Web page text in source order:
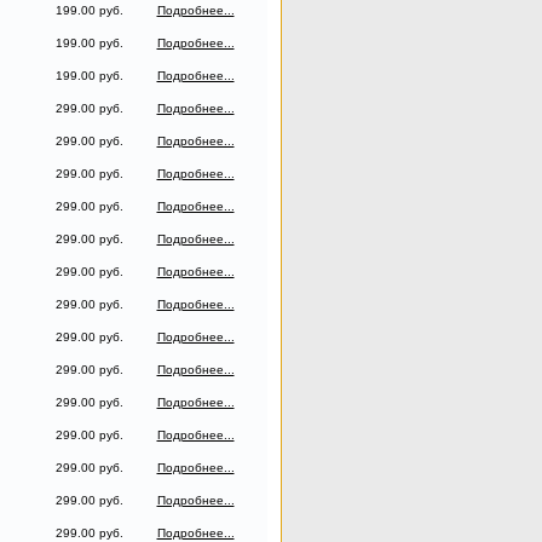
199.00 руб.
Подробнее...
199.00 руб.
Подробнее...
199.00 руб.
Подробнее...
299.00 руб.
Подробнее...
299.00 руб.
Подробнее...
299.00 руб.
Подробнее...
299.00 руб.
Подробнее...
299.00 руб.
Подробнее...
299.00 руб.
Подробнее...
299.00 руб.
Подробнее...
299.00 руб.
Подробнее...
299.00 руб.
Подробнее...
299.00 руб.
Подробнее...
299.00 руб.
Подробнее...
299.00 руб.
Подробнее...
299.00 руб.
Подробнее...
299.00 руб.
Подробнее...